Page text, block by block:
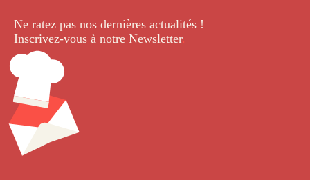
Ne ratez pas nos dernières actualités !
Inscrivez-vous à notre Newsletter.